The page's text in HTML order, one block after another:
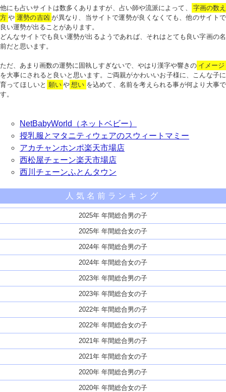
他にも占いサイトは数多くありますが、占い師や流派によって、
字画の数え
方 や 運勢の吉凶 が異なり、当サイトで運勢が良くなくても、他のサイトで
良い運勢が出ることがあります。
どんなサイトでも良い運勢が出るようであれば、それはとても良い字画の名
前だと思います。
ただ、あまり画数の運勢に固執しすぎないで、やはり漢字や響きの イメージ
を大事にされると良いと思います。ご両親がかわいいお子様に、こんな子に
育ってほしいと 願い や 想い を込めて、名前を考えられる事が何より大事で
す。
NetBabyWorld（ネットベビー）
授乳服とマタニティウェアのスウィートマミー
アカチャンホンポ楽天市場店
西松屋チェーン楽天市場店
西川チェーンふとんタウン
人気名前ランキング
2025年 年間総合男の子
2025年 年間総合女の子
2024年 年間総合男の子
2024年 年間総合女の子
2023年 年間総合男の子
2023年 年間総合女の子
2022年 年間総合男の子
2022年 年間総合女の子
2021年 年間総合男の子
2021年 年間総合女の子
2020年 年間総合男の子
2020年 年間総合女の子